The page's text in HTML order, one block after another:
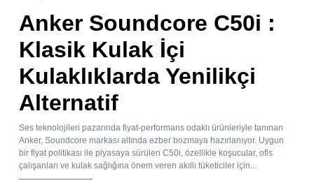
Anker Soundcore C50i :
Klasik Kulak İçi
Kulaklıklarda Yenilikçi
Alternatif
Ses teknolojileri pazarında fiyat-performans odaklı ürünleriyle tanınan
Anker, Soundcore markası altında ezber bozmaya hazırlanıyor. Uygun
bir fiyat politikası ile piyasaya sürülen C50i, özellikle koşucular, ofis
çalışanları ve kulak sağlığına önem veren akıllı tüketiciler için...